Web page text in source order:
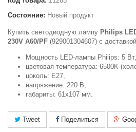
Состояние: Новый продукт
Купить светодиодную лампу Philips
230V A60/PF (929001304607) c
Мощность LED-лампы Philips: 5 Вт,
цветовая температура: 6500K
цоколь: E27,
напряжение: 220 В,
габариты: 61х107 мм.
Tweet Поделиться